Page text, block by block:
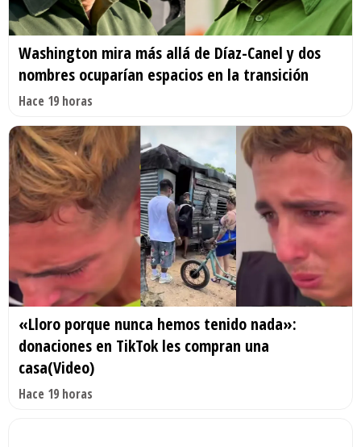
Washington mira más allá de Díaz-Canel y dos
nombres ocuparían espacios en la transición
Hace 19 horas
«Lloro porque nunca hemos tenido nada»:
donaciones en TikTok les compran una
casa(Video)
Hace 19 horas